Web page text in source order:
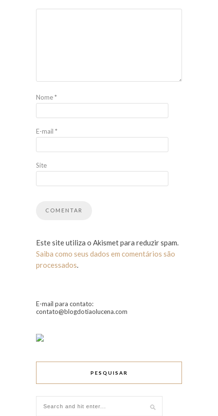
Nome*
E-mail *
Site
Este site utiliza o Akismet para reduzir spam.
Saiba como seus dados em comentários são
processados.
E-mail para contato:
contato@blogdotiaolucena.com
PESQUISAR